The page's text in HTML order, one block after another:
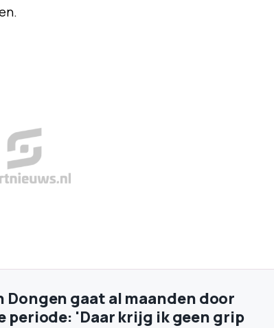
Dongen gaat al maanden door
'Daar krijg ik geen grip